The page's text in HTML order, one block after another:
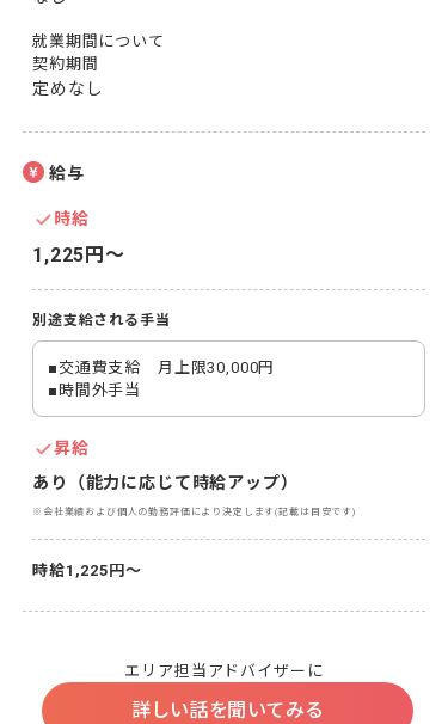
就業期間について
契約期間
定めなし
給与
時給
1,225円〜
別途支給される手当
■交通費支給　月上限30,000円
■時間外手当
昇給
あり（能力に応じて時給アップ）
※会社業績および個人の勤務評価により決定します(記載は目安です)
時給1,225円～
エリア担当アドバイザーに
詳しい話を聞いてみる